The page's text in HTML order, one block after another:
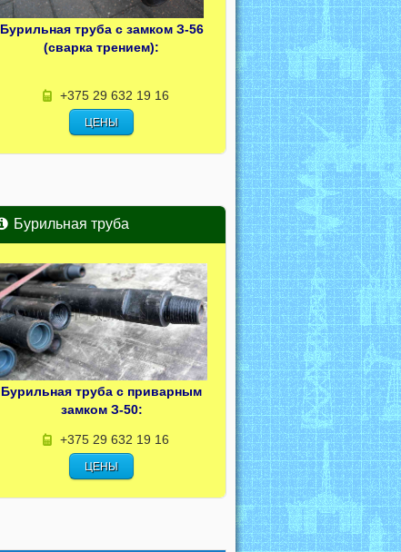
Бурильная труба с замком З-56
(сварка трением):
+375 29 632 19 16
ЦЕНЫ
Бурильная труба
Бурильная труба с приварным
замком З-50:
+375 29 632 19 16
ЦЕНЫ